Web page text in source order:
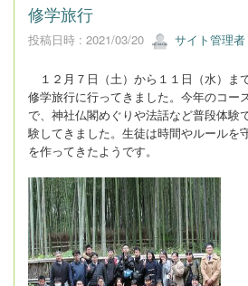
修学旅行
投稿日時 : 2021/03/20 サイト管理者
１２月７日（土）から１１日（水）ま
修学旅行に行ってきました。今年のコー
で、神社仏閣めぐりや法話など普段体験
験してきました。生徒は時間やルールを
を作ってきたようです。